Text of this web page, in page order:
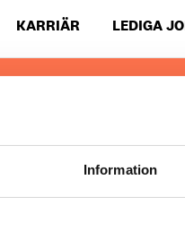
Information
KARRIÄR LEDIGA
mest uppdaterade
i sin tryckta form